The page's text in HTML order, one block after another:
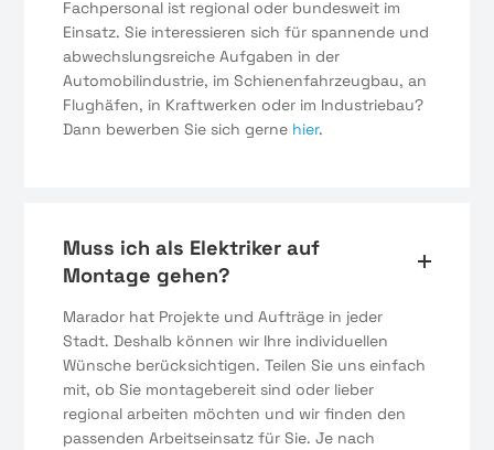
Fachpersonal ist regional oder bundesweit im
Einsatz. Sie interessieren sich für spannende und
abwechslungsreiche Aufgaben in der
Automobilindustrie, im Schienenfahrzeugbau, an
Flughäfen, in Kraftwerken oder im Industriebau?
Dann bewerben Sie sich gerne hier.
Muss ich als Elektriker auf
Montage gehen?
Marador hat Projekte und Aufträge in jeder
Stadt. Deshalb können wir Ihre individuellen
Wünsche berücksichtigen. Teilen Sie uns einfach
mit, ob Sie montagebereit sind oder lieber
regional arbeiten möchten und wir finden den
passenden Arbeitseinsatz für Sie. Je nach